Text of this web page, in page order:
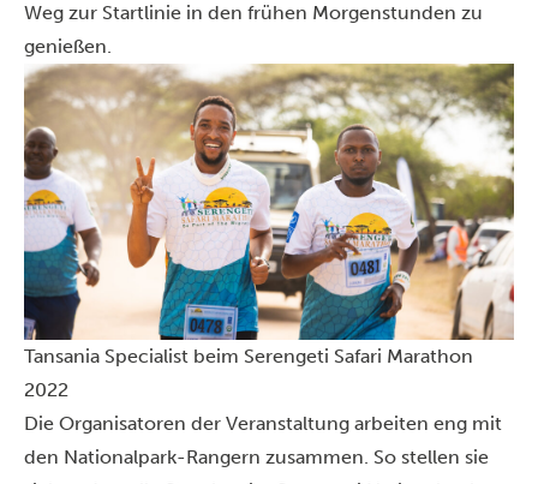
Weg zur Startlinie in den frühen Morgenstunden zu
genießen.
Tansania Specialist beim Serengeti Safari Marathon
2022
Die Organisatoren der Veranstaltung arbeiten eng mit
den Nationalpark-Rangern zusammen. So stellen sie